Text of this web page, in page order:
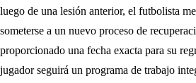
luego de una lesión anterior, el futbolista
someterse a un nuevo proceso de
proporcionado una fecha exacta para su
jugador seguirá un programa de trabajo